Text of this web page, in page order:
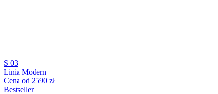
S 03
Linia Modern
Cena od 2590 zł
Bestseller